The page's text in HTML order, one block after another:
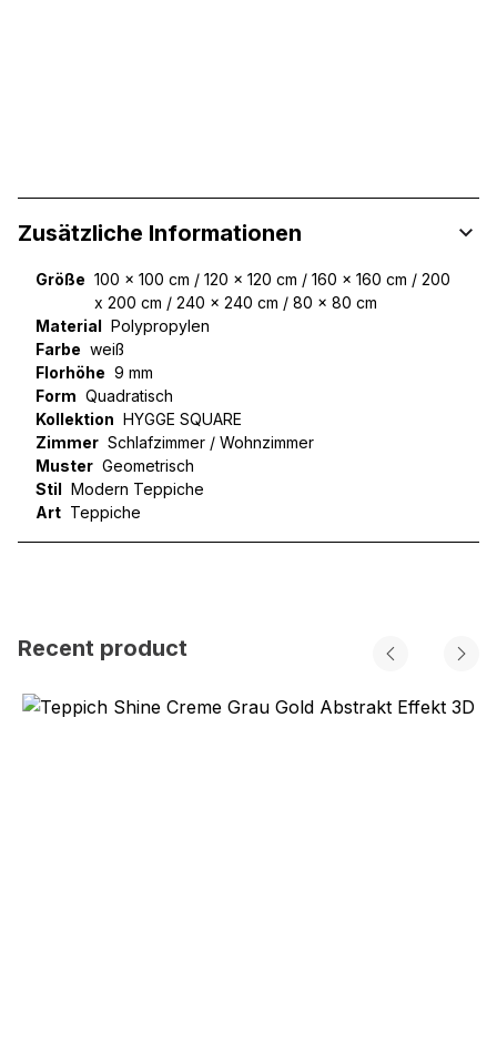
Zusätzliche Informationen
Größe 100 x 100 cm / 120 x 120 cm / 160 x 160 cm / 200
x 200 cm / 240 x 240 cm / 80 x 80 cm
Material Polypropylen
Farbe weiß
Florhöhe 9 mm
Form Quadratisch
Kollektion HYGGE SQUARE
Zimmer Schlafzimmer / Wohnzimmer
Muster Geometrisch
Stil Modern Teppiche
Art Teppiche
Recent product